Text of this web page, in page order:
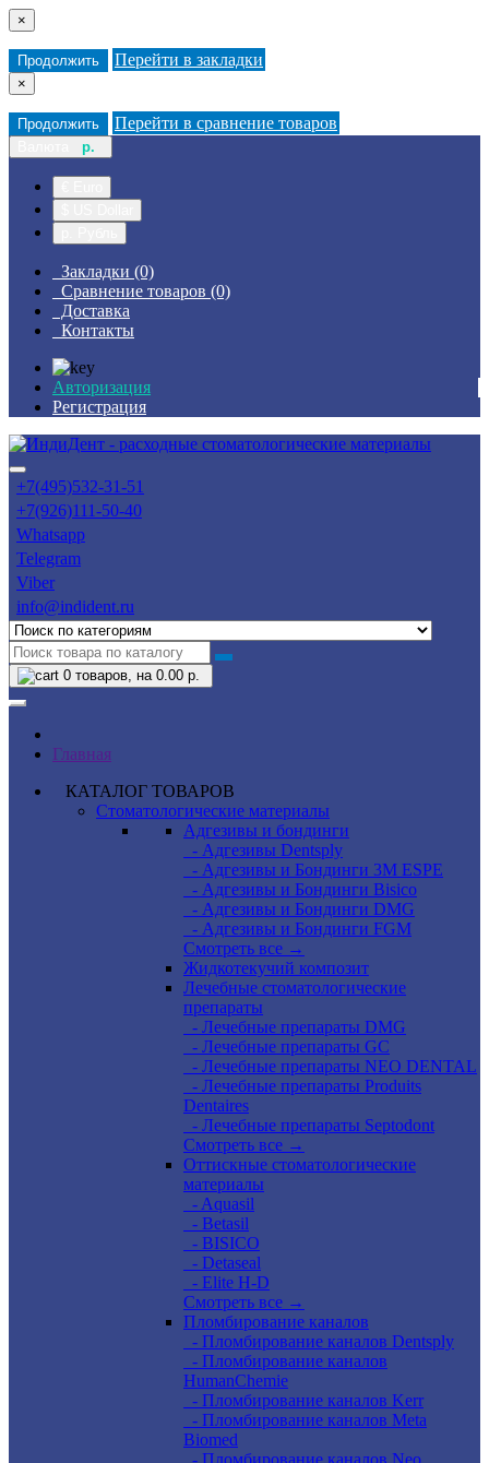
×
Продолжить Перейти в закладки
×
Продолжить Перейти в сравнение товаров
р.
Закладки (0)
Сравнение товаров (0)
Доставка
Контакты
Авторизация
Регистрация
+7(495)532-31-51
+7(926)111-50-40
Whatsapp
Telegram
Viber
info@indident.ru
0 товаров, на 0.00 р.
Главная
КАТАЛОГ ТОВАРОВ
Стоматологические материалы
Адгезивы и бондинги
- Адгезивы Dentsply
- Адгезивы и Бондинги 3M ESPE
- Адгезивы и Бондинги Bisico
- Адгезивы и Бондинги DMG
- Адгезивы и Бондинги FGM
Смотреть все →
Жидкотекучий композит
Лечебные стоматологические
препараты
- Лечебные препараты DMG
- Лечебные препараты GC
- Лечебные препараты NEO DENTAL
- Лечебные препараты Produits
Dentaires
- Лечебные препараты Septodont
Смотреть все →
Оттискные стоматологические
материалы
- Aquasil
- Betasil
- BISICO
- Detaseal
- Elite H-D
Смотреть все →
Пломбирование каналов
- Пломбирование каналов Dentsply
- Пломбирование каналов
HumanChemie
- Пломбирование каналов Kerr
- Пломбирование каналов Meta
Biomed
- Пломбирование каналов Neo